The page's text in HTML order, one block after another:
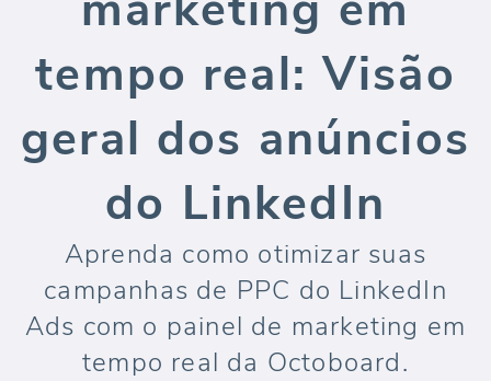
tempo real: Visão
geral dos anúncios
do LinkedIn
Aprenda como otimizar suas
campanhas de PPC do LinkedIn
Ads com o painel de marketing em
tempo real da Octoboard.